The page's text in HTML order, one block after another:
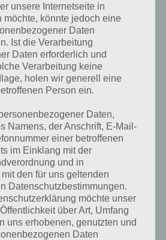
zur Lösung
unsere Internetseite in
möchte, könnte jedoch eine
Daten
Ist die Verarbeitung
Daten erforderlich und
Verarbeitung keine
holen wir generell eine
Person ein.
Daten,
Namens, der Anschrift, E-Mail-
einer betroffenen
im Einklang mit der
und in
den für uns geltenden
Datenschutzbestimmungen.
möchte unser
über Art, Umfang
uns erhobenen, genutzten und
Daten